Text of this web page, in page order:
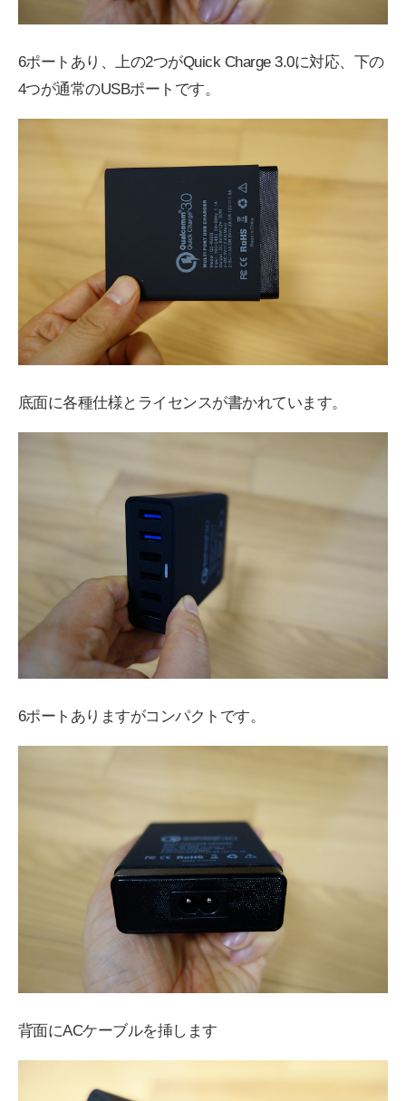
6ポートあり、上の2つがQuick Charge 3.0に対応、下の
4つが通常のUSBポートです。
底面に各種仕様とライセンスが書かれています。
6ポートありますがコンパクトです。
背面にACケーブルを挿します